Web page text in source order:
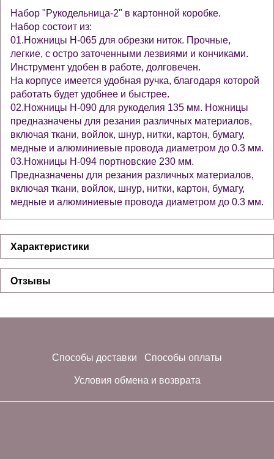
Набор "Рукодельница-2" в картонной коробке.
Набор состоит из:
01.Ножницы Н-065 для обрезки ниток. Прочные,
легкие, с остро заточенными лезвиями и кончиками.
Инструмент удобен в работе, долговечен.
На корпусе имеется удобная ручка, благодаря которой
работать будет удобнее и быстрее.
02.Ножницы Н-090 для рукоделия 135 мм. Ножницы
предназначены для резания различных материалов,
включая ткани, войлок, шнур, нитки, картон, бумагу,
медные и алюминиевые провода диаметром до 0.3 мм.
03.Ножницы Н-094 портновские 230 мм.
Предназначены для резания различных материалов,
включая ткани, войлок, шнур, нитки, картон, бумагу,
медные и алюминиевые провода диаметром до 0.3 мм.
Характеристики
Отзывы
Способы доставки Способы оплаты
Условия обмена и возврата